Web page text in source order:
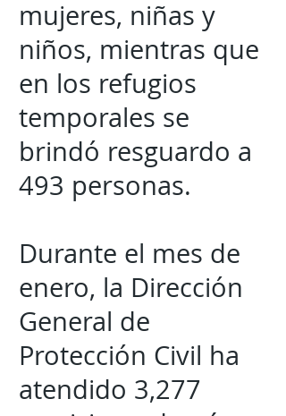
mujeres, niñas y
niños, mientras que
en los refugios
temporales se
brindó resguardo a
493 personas.
Durante el mes de
enero, la Dirección
General de
Protección Civil ha
atendido 3,277